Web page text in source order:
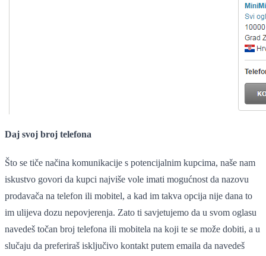
Daj svoj broj telefona
Što se tiče načina komunikacije s potencijalnim kupcima, naše nam
iskustvo govori da kupci najviše vole imati mogućnost da nazovu
prodavača na telefon ili mobitel, a kad im takva opcija nije dana to
im ulijeva dozu nepovjerenja. Zato ti savjetujemo da u svom oglasu
navedeš točan broj telefona ili mobitela na koji te se može dobiti, a u
slučaju da preferiraš isključivo kontakt putem emaila da navedeš